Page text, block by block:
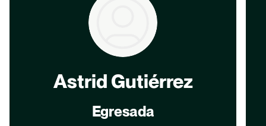
Astrid Gutiérrez
Egresada